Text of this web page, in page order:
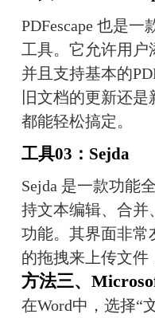
PDFescape 也是
工具。它允许用户
并且支持基本的
旧文档的更新还是
都能轻松搞定。
工具03：Sejda
Sejda 是一款功能
持文本编辑、合并
功能。其界面非常
的拖拽来上传文件
方法三、
在Word中，选择“